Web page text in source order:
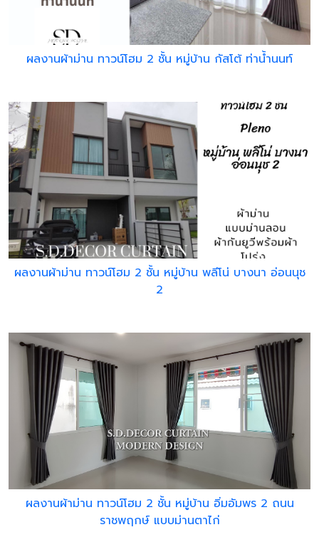
ผลงานผ้าม่าน ทาวน์โฮม 2 ชั้น หมู่บ้าน กัสโต้ ท่าน้ำนนท์
ผลงานผ้าม่าน ทาวน์โฮม 2 ชั้น หมู่บ้าน พลีโน่ บางนา อ่อนนุช
2
ผลงานผ้าม่าน ทาวน์โฮม 2 ชั้น หมู่บ้าน อิ่มอัมพร 2 ถนน
ราชพฤกษ์ แบบม่านตาไก่